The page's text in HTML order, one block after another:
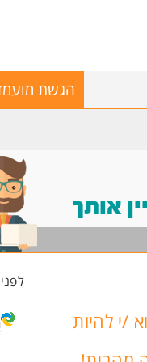
הגשת
אותך
לפני 3 שעות
/י להיות